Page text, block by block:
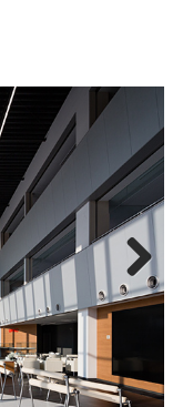
Next